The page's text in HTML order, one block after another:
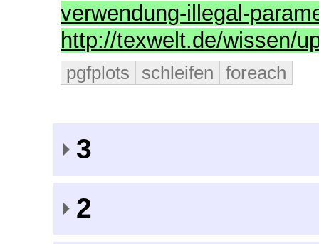
verwendung-illegal-
http://texwelt.de/wissen/
pgfplots schleifen foreach
3
2